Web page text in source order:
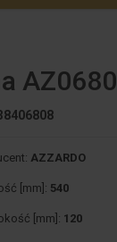
AZ0680
AZZARDO
[mm]: 540
[mm]: 120